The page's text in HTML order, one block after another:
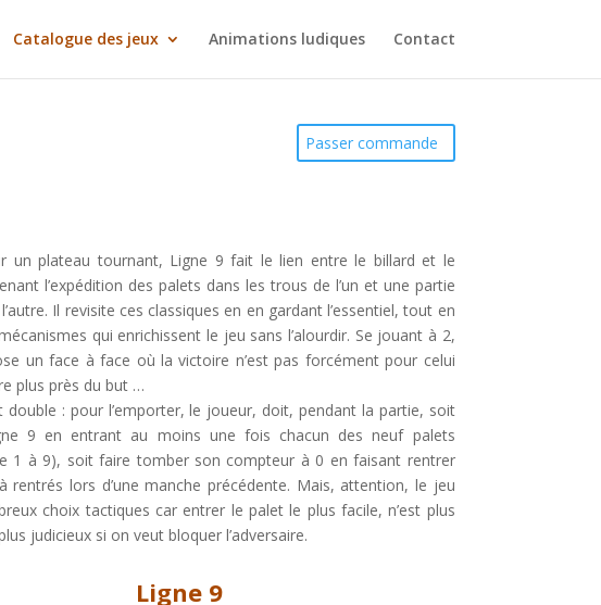
Catalogue des jeux Animations ludiques Contact
Passer commande
un plateau tournant, Ligne 9 fait le lien entre le billard et le
l’expédition des palets dans les trous de l’un et une partie
Il revisite ces classiques en en gardant l’essentiel, tout en
qui enrichissent le jeu sans l’alourdir. Se jouant à 2,
un face à face où la victoire n’est pas forcément pour celui
plus près du but …
double : pour l’emporter, le joueur, doit, pendant la partie, soit
9 en entrant au moins une fois chacun des neuf palets
1 à 9), soit faire tomber son compteur à 0 en faisant rentrer
rentrés lors d’une manche précédente. Mais, attention, le jeu
choix tactiques car entrer le palet le plus facile, n’est plus
judicieux si on veut bloquer l’adversaire.
Ligne 9